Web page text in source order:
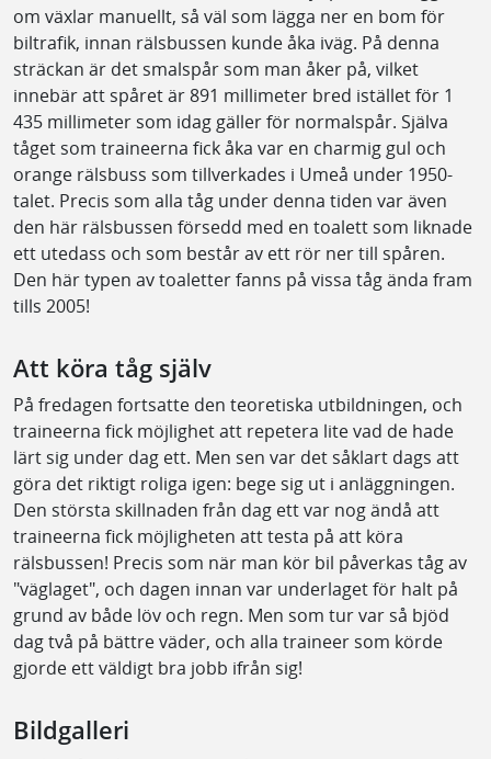
om växlar manuellt, så väl som lägga ner en bom för
biltrafik, innan rälsbussen kunde åka iväg. På denna
sträckan är det smalspår som man åker på, vilket
innebär att spåret är 891 millimeter bred istället för 1
435 millimeter som idag gäller för normalspår. Själva
tåget som traineerna fick åka var en charmig gul och
orange rälsbuss som tillverkades i Umeå under 1950-
talet. Precis som alla tåg under denna tiden var även
den här rälsbussen försedd med en toalett som liknade
ett utedass och som består av ett rör ner till spåren.
Den här typen av toaletter fanns på vissa tåg ända fram
tills 2005!
Att köra tåg själv
På fredagen fortsatte den teoretiska utbildningen, och
traineerna fick möjlighet att repetera lite vad de hade
lärt sig under dag ett. Men sen var det såklart dags att
göra det riktigt roliga igen: bege sig ut i anläggningen.
Den största skillnaden från dag ett var nog ändå att
traineerna fick möjligheten att testa på att köra
rälsbussen! Precis som när man kör bil påverkas tåg av
"väglaget", och dagen innan var underlaget för halt på
grund av både löv och regn. Men som tur var så bjöd
dag två på bättre väder, och alla traineer som körde
gjorde ett väldigt bra jobb ifrån sig!
Bildgalleri